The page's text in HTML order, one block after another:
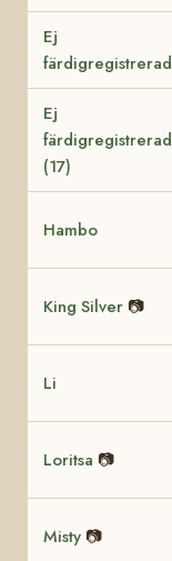
Ej
färdigregistrerad
Ej
färdigregistrerad
(17)
Hambo
King Silver 📷
Li
Loritsa 📷
Misty 📷